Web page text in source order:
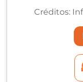
Créditos: